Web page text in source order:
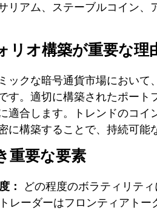
リアム、ステーブルコイン
リオ構築が重要な理
ックな暗号通貨市場におい
す。適切に構築されたポート
適合します。トレンドのコ
に構築することで、持続可能
重要な要素
：
どの程度のボラティリテ
レーダーはフロンティアトー